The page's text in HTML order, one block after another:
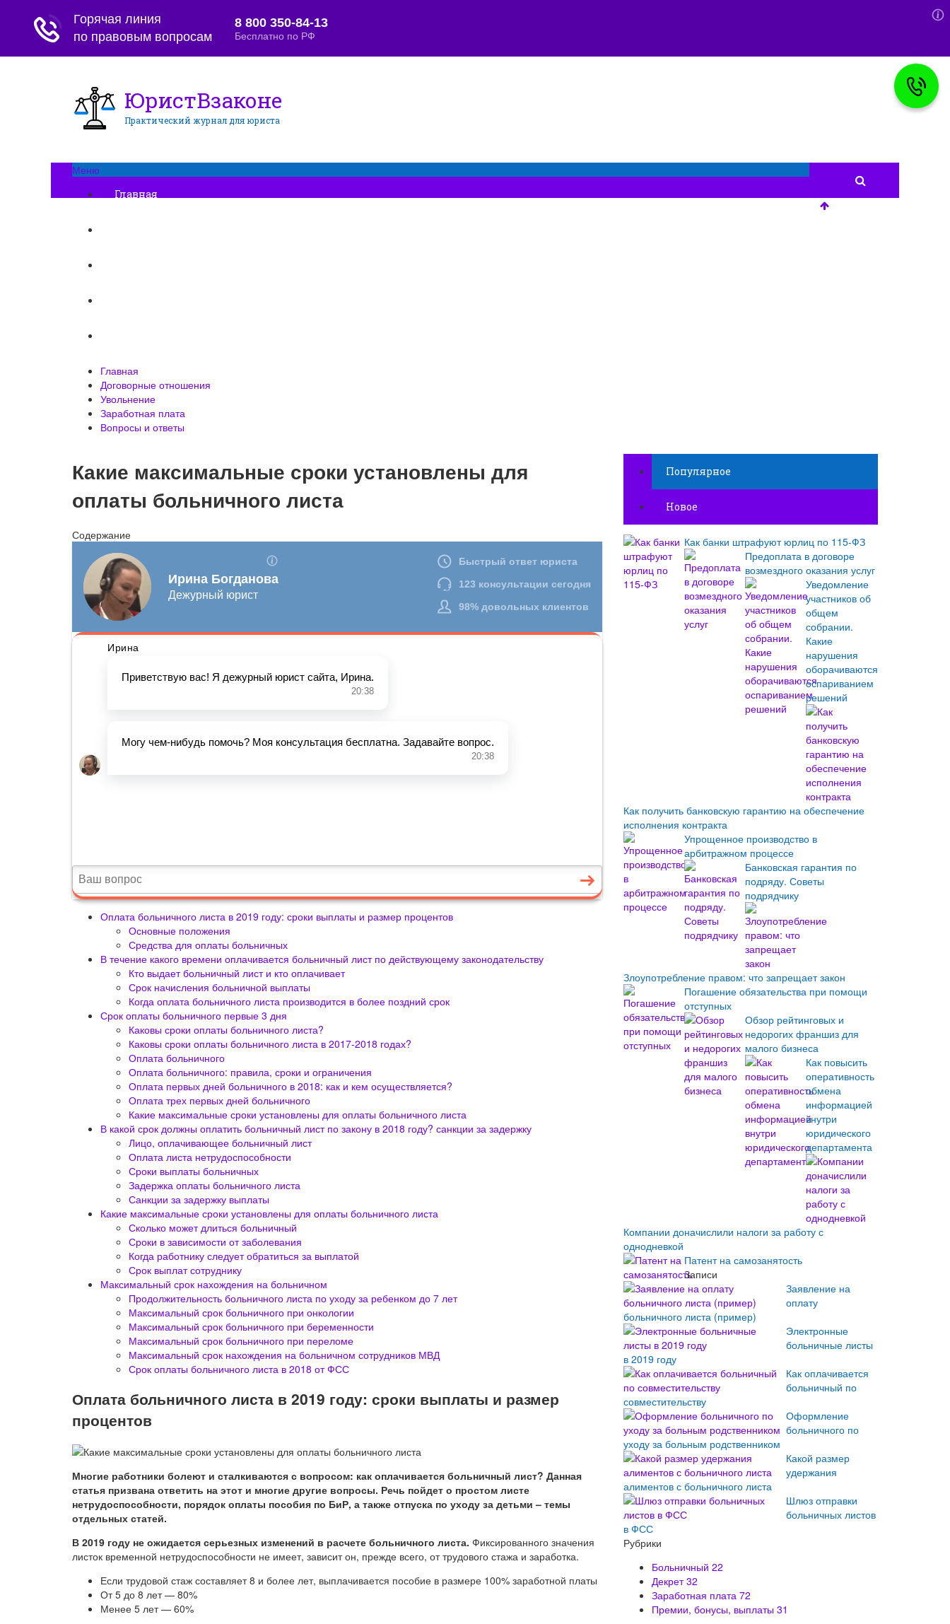
ЮристВзаконе
Практический журнал для юриста
Меню
Главная
Главная
Договорные отношения
Увольнение
Заработная плата
Вопросы и ответы
Какие максимальные сроки установлены для
оплаты больничного листа
Содержание
Оплата больничного листа в 2019 году: сроки выплаты и размер процентов
Основные положения
Средства для оплаты больничных
В течение какого времени оплачивается больничный лист по действующему законодательству
Кто выдает больничный лист и кто оплачивает
Срок начисления больничной выплаты
Когда оплата больничного листа производится в более поздний срок
Срок оплаты больничного первые 3 дня
Каковы сроки оплаты больничного листа?
Каковы сроки оплаты больничного листа в 2017-2018 годах?
Оплата больничного
Оплата больничного: правила, сроки и ограничения
Оплата первых дней больничного в 2018: как и кем осуществляется?
Оплата трех первых дней больничного
Какие максимальные сроки установлены для оплаты больничного листа
В какой срок должны оплатить больничный лист по закону в 2018 году? санкции за задержку
Лицо, оплачивающее больничный лист
Оплата листа нетрудоспособности
Сроки выплаты больничных
Задержка оплаты больничного листа
Санкции за задержку выплаты
Какие максимальные сроки установлены для оплаты больничного листа
Сколько может длиться больничный
Сроки в зависимости от заболевания
Когда работнику следует обратиться за выплатой
Срок выплат сотруднику
Максимальный срок нахождения на больничном
Продолжительность больничного листа по уходу за ребенком до 7 лет
Максимальный срок больничного при онкологии
Максимальный срок больничного при беременности
Максимальный срок больничного при переломе
Максимальный срок нахождения на больничном сотрудников МВД
Срок оплаты больничного листа в 2018 от ФСС
Оплата больничного листа в 2019 году: сроки выплаты и размер
процентов
Многие работники болеют и сталкиваются с вопросом: как оплачивается больничный лист? Данная
статья призвана ответить на этот и многие другие вопросы. Речь пойдет о простом листе
нетрудоспособности, порядок оплаты пособия по БиР, а также отпуска по уходу за детьми – темы
отдельных статей.
В 2019 году не ожидается серьезных изменений в расчете больничного листа. Фиксированного значения
листок временной нетрудоспособности не имеет, зависит он, прежде всего, от трудового стажа и заработка.
Если трудовой стаж составляет 8 и более лет, выплачивается пособие в размере 100% заработной платы
От 5 до 8 лет — 80%
Менее 5 лет — 60%
Популярное
Новое
Как банки штрафуют юрлиц по 115-ФЗ
Предоплата в договоре
возмездного оказания услуг
Уведомление
участников об
общем
собрании.
Какие
нарушения
оборачиваются
оспариванием
решений
Как получить банковскую гарантию на обеспечение
исполнения контракта
Упрощенное производство в
арбитражном процессе
Банковская гарантия по
подряду. Советы
подрядчику
Злоупотребление правом: что запрещает закон
Погашение обязательства при помощи
отступных
Обзор рейтинговых и
недорогих франшиз для
малого бизнеса
Как повысить
оперативность
обмена
информацией
внутри
юридического
департамента
Компании доначислили налоги за работу с
однодневкой
Патент на самозанятость
Записи
Заявление на
оплату
больничного листа (пример)
Электронные
больничные листы
в 2019 году
Как оплачивается
больничный по
совместительству
Оформление
больничного по
уходу за больным родственником
Какой размер
удержания
алиментов с больничного листа
Шлюз отправки
больничных листов
в ФСС
Рубрики
Больничный 22
Декрет32
Заработная плата 72
Премии, бонусы, выплаты 31